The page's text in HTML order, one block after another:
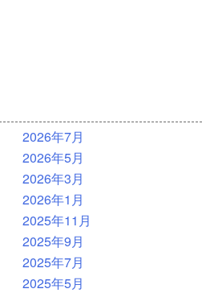
2026年7月
2026年5月
2026年3月
2026年1月
2025年11月
2025年9月
2025年7月
2025年5月